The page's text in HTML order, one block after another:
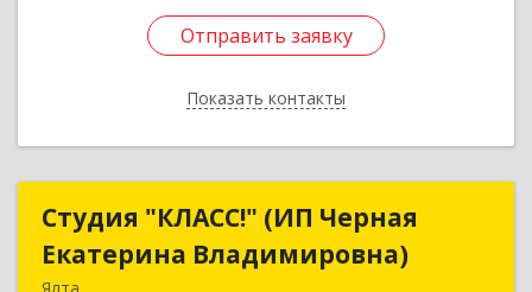
Отправить заявку
Показать контакты
Отправить заявку
Назад
Студия "КЛАСС!" (ИП Черная
Екатерина Владимировна)
Студия "КЛАСС!" (ИП Черная
Екатерина Владимировна)